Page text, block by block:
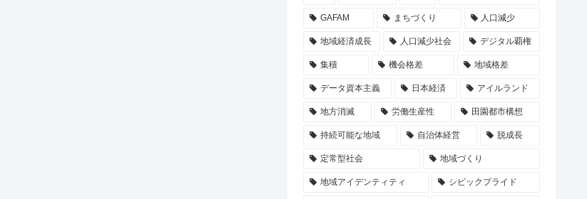
GAFAM まちづくり 人口減少
地域経済成長 人口減少社会 デジタル覇権
集積 機会格差 地域格差
データ資本主義 日本経済 アイルランド
地方消滅 労働生産性 田園都市構想
持続可能な地域 自治体経営 脱成長
定常型社会 地域づくり
地域アイデンティティ シビックプライド